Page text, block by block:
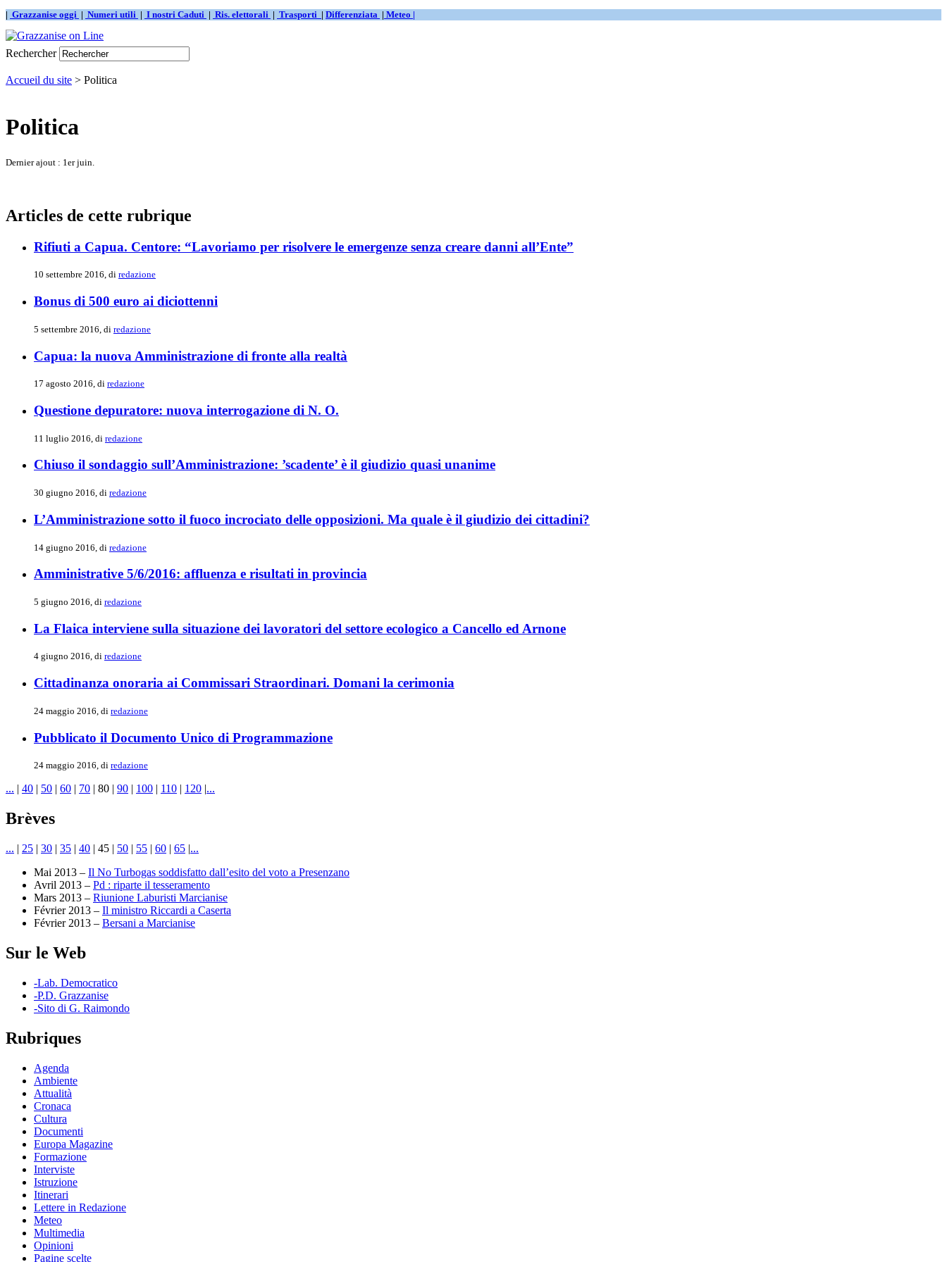
| Grazzanise oggi | Numeri utili | I nostri Caduti | Ris. elettorali | Trasporti | Differenziata | Meteo |
Rechercher
Accueil du site > Politica
Politica
Dernier ajout : 1er juin.
Articles de cette rubrique
Rifiuti a Capua. Centore: “Lavoriamo per risolvere le emergenze senza creare danni all’Ente”
10 settembre 2016, di redazione
Bonus di 500 euro ai diciottenni
5 settembre 2016, di redazione
Capua: la nuova Amministrazione di fronte alla realtà
17 agosto 2016, di redazione
Questione depuratore: nuova interrogazione di N. O.
11 luglio 2016, di redazione
Chiuso il sondaggio sull’Amministrazione: ’scadente’ è il giudizio quasi unanime
30 giugno 2016, di redazione
L’Amministrazione sotto il fuoco incrociato delle opposizioni. Ma quale è il giudizio dei cittadini?
14 giugno 2016, di redazione
Amministrative 5/6/2016: affluenza e risultati in provincia
5 giugno 2016, di redazione
La Flaica interviene sulla situazione dei lavoratori del settore ecologico a Cancello ed Arnone
4 giugno 2016, di redazione
Cittadinanza onoraria ai Commissari Straordinari. Domani la cerimonia
24 maggio 2016, di redazione
Pubblicato il Documento Unico di Programmazione
24 maggio 2016, di redazione
... | 40 | 50 | 60 | 70 | 80 | 90 | 100 | 110 | 120 |...
Brèves
... | 25 | 30 | 35 | 40 | 45 | 50 | 55 | 60 | 65 |...
Mai 2013 – Il No Turbogas soddisfatto dall’esito del voto a Presenzano
Avril 2013 – Pd : riparte il tesseramento
Mars 2013 – Riunione Laburisti Marcianise
Février 2013 – Il ministro Riccardi a Caserta
Février 2013 – Bersani a Marcianise
Sur le Web
-Lab. Democratico
-P.D. Grazzanise
-Sito di G. Raimondo
Rubriques
Agenda
Ambiente
Attualità
Cronaca
Cultura
Documenti
Europa Magazine
Formazione
Interviste
Istruzione
Itinerari
Lettere in Redazione
Meteo
Multimedia
Opinioni
Pagine scelte